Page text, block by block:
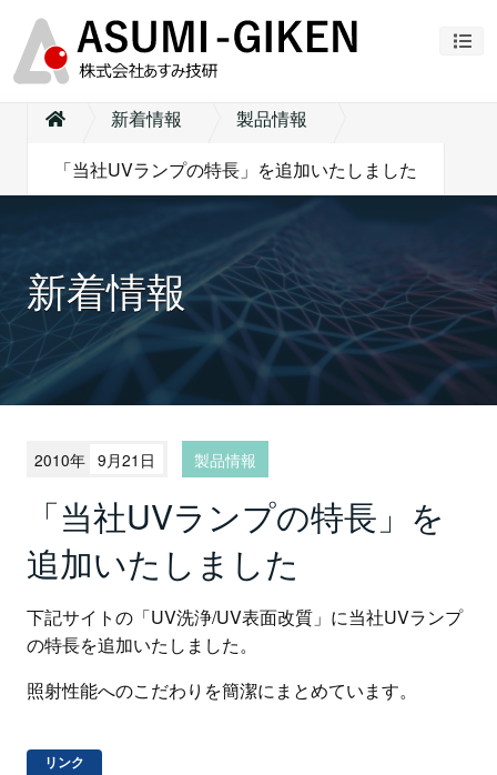
ナビ
新着情報
製品情報
「当社UVランプの特長」を追加いたしました
新着情報
2010年 9月21日 製品情報
「当社UVランプの特長」を
追加いたしました
下記サイトの「UV洗浄/UV表面改質」に当社UVランプ
の特長を追加いたしました。
照射性能へのこだわりを簡潔にまとめています。